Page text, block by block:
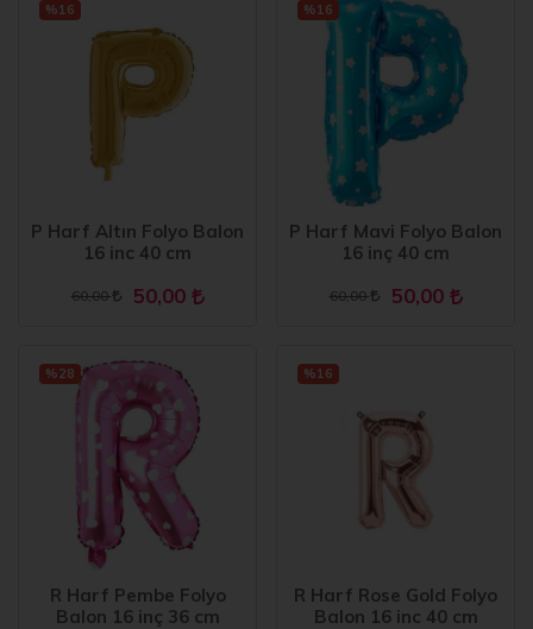
P Harf Altın Folyo Balon
16 inc 40 cm
60,00 50,00
%16
P Harf Mavi Folyo Balon
16 inç 40 cm
60,00 50,00
%16
R Harf Pembe Folyo
Balon 16 inç 36 cm
%28
R Harf Rose Gold Folyo
Balon 16 inc 40 cm
%16